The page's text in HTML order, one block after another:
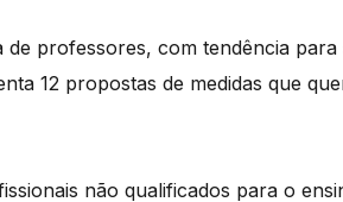
professores, com tendência
12 propostas de medidas que
não qualificados para o